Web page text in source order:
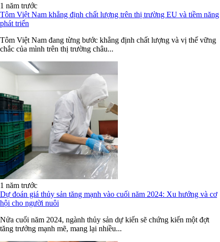
1 năm trước
Tôm Việt Nam khẳng định chất lượng trên thị trường EU và tiềm năng
phát triển
Tôm Việt Nam đang từng bước khẳng định chất lượng và vị thế vững
chắc của mình trên thị trường châu...
1 năm trước
Dự đoán giá thủy sản tăng mạnh vào cuối năm 2024: Xu hướng và cơ
hội cho người nuôi
Nửa cuối năm 2024, ngành thủy sản dự kiến sẽ chứng kiến một đợt
tăng trưởng mạnh mẽ, mang lại nhiều...